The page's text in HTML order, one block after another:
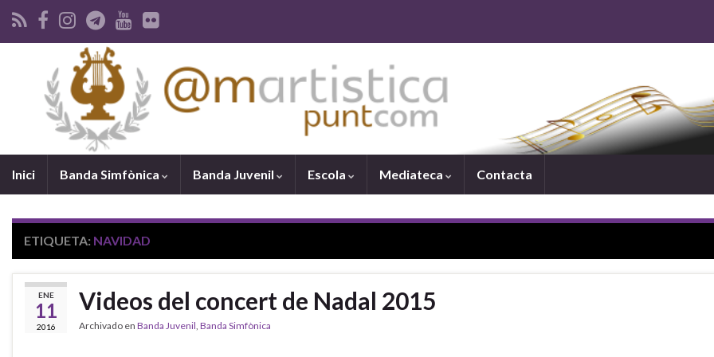
Inici Banda Simfònica Banda Juvenil Escola Mediateca Contacta
ETIQUETA: NAVIDAD
ENE
11
2016
Videos del concert de Nadal 2015
Archivado en Banda Juvenil, Banda Simfònica